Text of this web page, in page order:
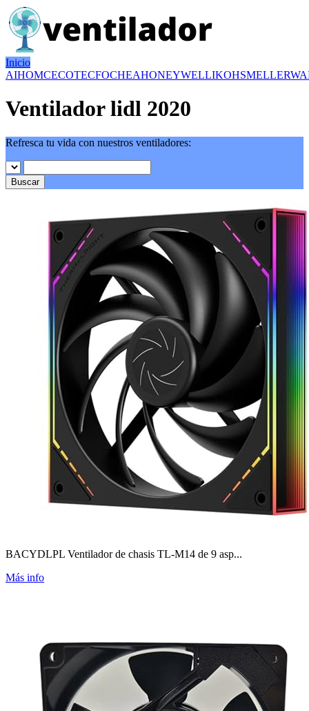
Inicio
AIHOMCECOTECFOCHEAHONEYWELLIKOHS
Ventilador lidl 2020
Refresca tu vida con nuestros ventiladores:
Buscar
BACYDLPL Ventilador de chasis TL-M14 de 9 asp...
Más info